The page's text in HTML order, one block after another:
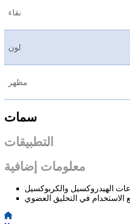
نقاء
لون
مظهر
سمات
التطبيقات
معلومات إضافية